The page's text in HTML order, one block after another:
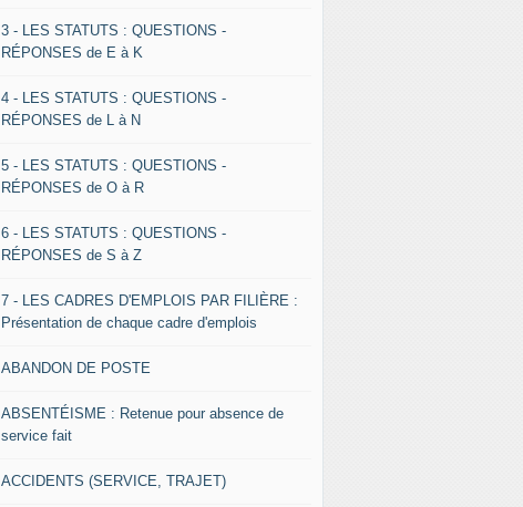
3 - LES STATUTS : QUESTIONS -
RÉPONSES de E à K
4 - LES STATUTS : QUESTIONS -
RÉPONSES de L à N
5 - LES STATUTS : QUESTIONS -
RÉPONSES de O à R
6 - LES STATUTS : QUESTIONS -
RÉPONSES de S à Z
7 - LES CADRES D'EMPLOIS PAR FILIÈRE :
Présentation de chaque cadre d'emplois
ABANDON DE POSTE
ABSENTÉISME : Retenue pour absence de
service fait
ACCIDENTS (SERVICE, TRAJET)